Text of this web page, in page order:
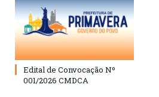
Edital de Convocação Nº
001/2026 CMDCA